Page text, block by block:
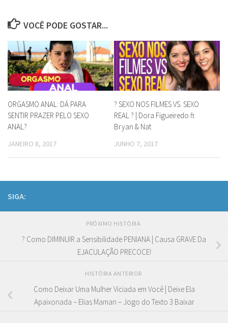
VOCÊ PODE GOSTAR...
ORGASMO ANAL: DÁ PARA
SENTIR PRAZER PELO SEXO
ANAL?
JANEIRO 8, 2017
? SEXO NOS FILMES VS. SEXO
REAL ? | Dora Figueiredo ft
Bryan & Nat
JUNHO 7, 2017
SIGA:
PRÓXIMO HISTÓRIA
? Como DIMINUIR a Sensibilidade PENIANA | Causa GRAVE Da
EJACULAÇÃO PRECOCE!
HISTÓRIA ANTERIOR
Como Deixar Uma Mulher Viciada em Você | Deixe Ela
Apaixonada – Elias Maman – Jogo do Texto 3 Baixar